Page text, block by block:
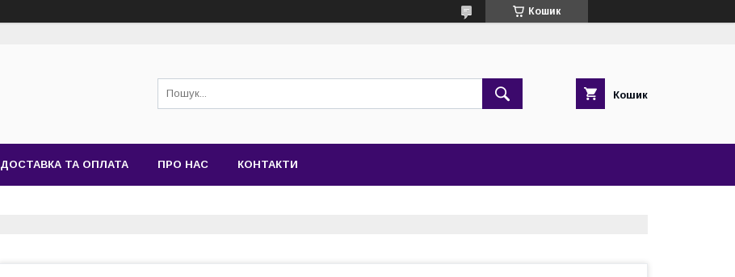
Кошик
Кошик
ДОСТАВКА ТА ОПЛАТА ПРО НАС КОНТАКТИ